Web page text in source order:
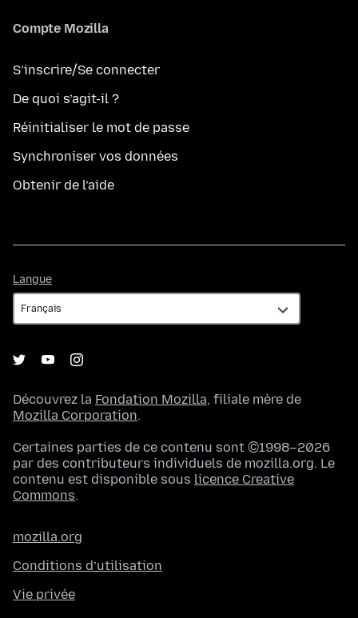
Compte Mozilla
S’inscrire/Se connecter
De quoi s’agit-il ?
Réinitialiser le mot de passe
Synchroniser vos données
Obtenir de l’aide
Langue
Découvrez la Fondation Mozilla, filiale mère de
Mozilla Corporation.
Certaines parties de ce contenu sont ©1998–2026
par des contributeurs individuels de mozilla.org. Le
contenu est disponible sous licence Creative
Commons.
mozilla.org
Conditions d’utilisation
Vie privée